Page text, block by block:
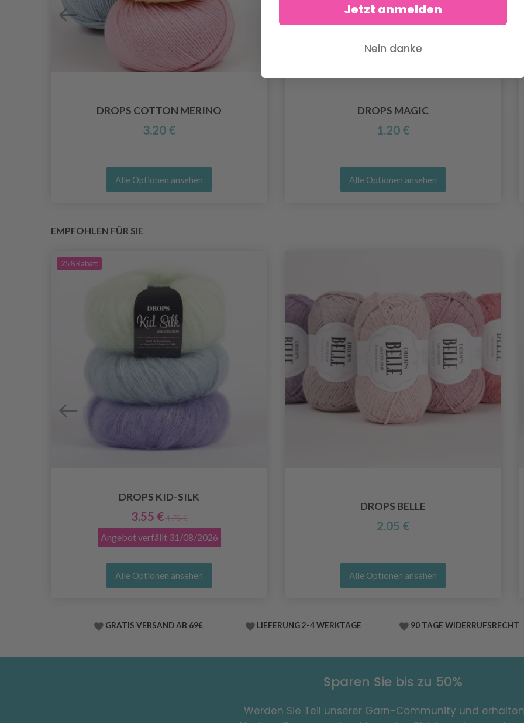
DROPS COTTON MERINO
3.20 €
Alle Optionen ansehen
DROPS MAGIC
1.20 €
Alle Optionen ansehen
EMPFOHLEN FÜR SIE
25%Rabatt
DROPS KID-SILK
3.55 € 4.75 €
Angebot verfällt 31/08/2026
Alle Optionen ansehen
DROPS BELLE
2.05 €
Alle Optionen ansehen
GRATIS VERSAND AB 69€ LIEFERUNG 2-4 WERKTAGE 90 TAGE WIDERRUFSRECHT
Sparen Sie bis zu 50%
Werden Sie Teil unserer Garn-Community und
Jetzt anmelden
Nein danke